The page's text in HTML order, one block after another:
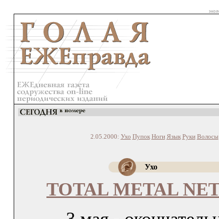
2.05.2000: Ухо Пупок Ноги Язык Руки Волосы
Ухо
TOTAL METAL